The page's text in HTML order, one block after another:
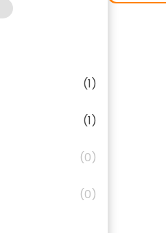
(1)
(1)
(0)
(0)